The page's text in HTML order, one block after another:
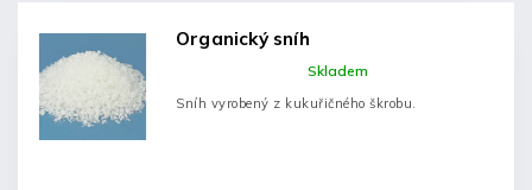
Organický sníh
Skladem
Sníh vyrobený z kukuřičného škrobu.